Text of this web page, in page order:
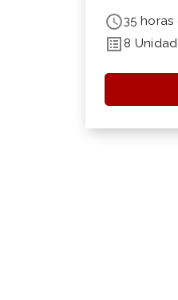
35 horas
8